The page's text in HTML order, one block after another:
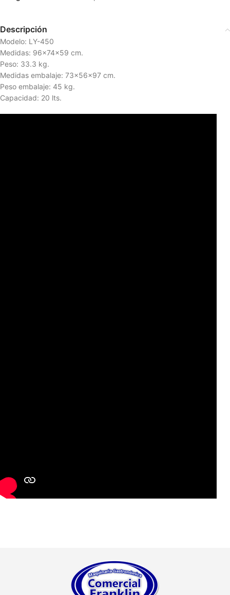
Descripción
Modelo: LY-450
Medidas: 96x74x59 cm.
Peso: 33.3 kg.
Medidas embalaje: 73x56x97 cm.
Peso embalaje: 45 kg.
Capacidad: 20 lts.